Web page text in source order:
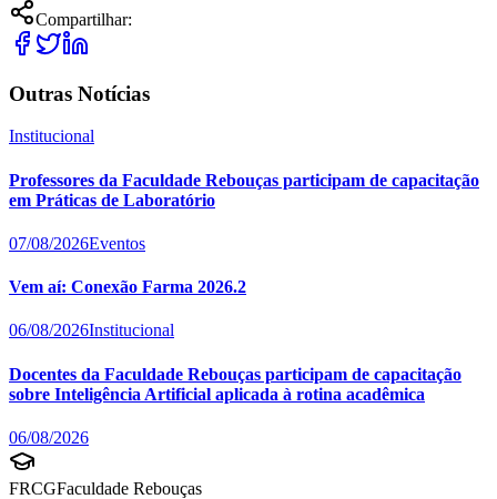
Compartilhar:
Outras Notícias
Institucional
Professores da Faculdade Rebouças participam de capacitação
em Práticas de Laboratório
07/08/2026Eventos
Vem aí: Conexão Farma 2026.2
06/08/2026Institucional
Docentes da Faculdade Rebouças participam de capacitação
sobre Inteligência Artificial aplicada à rotina acadêmica
06/08/2026
FRCGFaculdade Rebouças